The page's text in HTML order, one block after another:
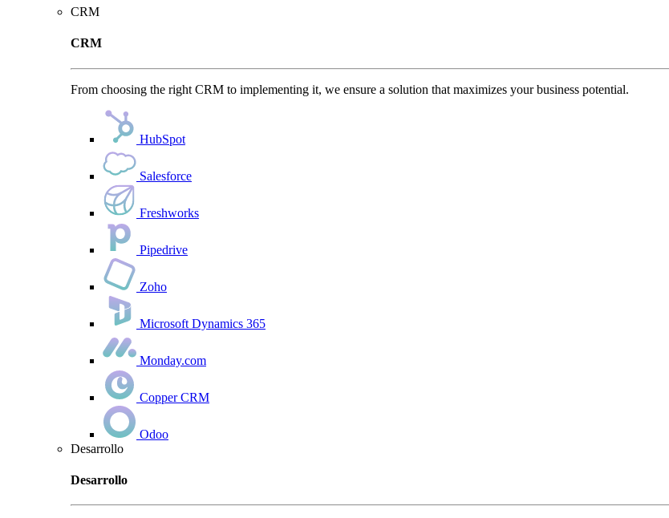
CRM
CRM
From choosing the right CRM to implementing it, we ensure a solution that maximizes your business potential.
HubSpot
Salesforce
Freshworks
Pipedrive
Zoho
Microsoft Dynamics 365
Monday.com
Copper CRM
Odoo
Desarrollo
Desarrollo